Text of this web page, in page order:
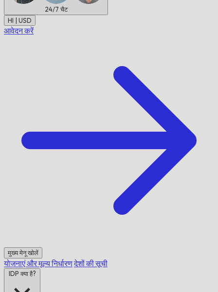
24/7 चैट
HI | USD
आवेदन करें
मुख्य मेनू खोलें
योजनाएं और मूल्य निर्धारणदेशों की सूची
IDP क्या है?